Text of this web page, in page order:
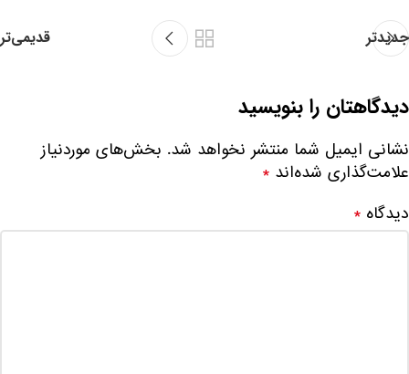
جدیدتر قدیمی‌تر
دیدگاهتان را بنویسید
نشانی ایمیل شما منتشر نخواهد شد. بخش‌های موردنیاز
علامت‌گذاری شده‌اند *
دیدگاه *